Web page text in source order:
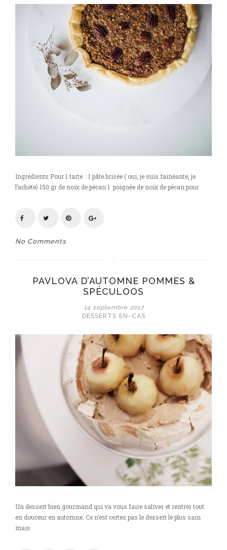
Ingrédients Pour 1 tarte : 1 pâte brisée ( oui, je suis fainéante, je
l’achète) 150 gr de noix de pécan 1 poignée de noix de pécan pour
No Comments
PAVLOVA D’AUTOMNE POMMES &
SPÉCULOOS
14 septembre 2017
DESSERTS EN-CAS
Un dessert bien gourmand qui va vous faire saliver et rentrer tout
en douceur en automne. Ce n’est certes pas le dessert le plus sain
mais